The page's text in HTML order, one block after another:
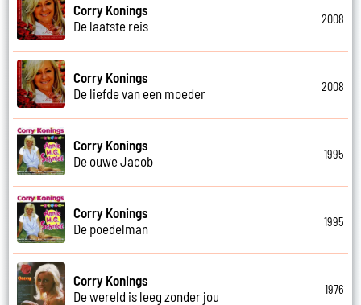
Corry Konings
De laatste reis
2008
Corry Konings
De liefde van een moeder
2008
Corry Konings
De ouwe Jacob
1995
Corry Konings
De poedelman
1995
Corry Konings
De wereld is leeg zonder jou
1976